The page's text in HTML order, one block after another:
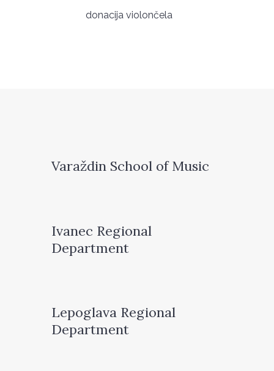
donacija violončela
Varaždin School of Music
Ivanec Regional
Department
Lepoglava Regional
Department